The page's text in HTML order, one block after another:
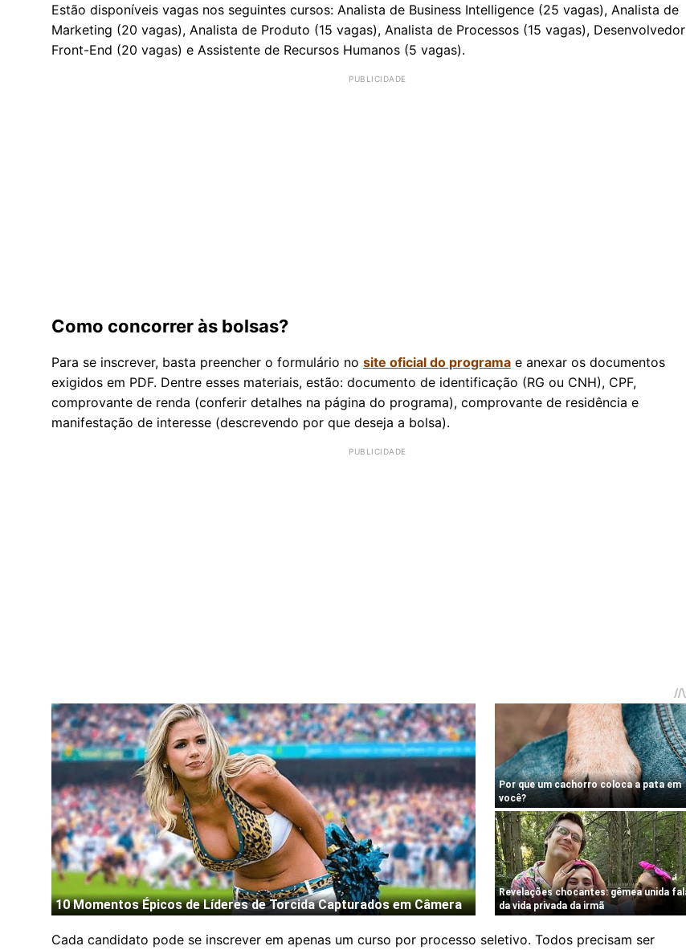
Estão disponíveis vagas nos seguintes cursos: Analista de Business Intelligence (25 vagas), Analista de
Marketing (20 vagas), Analista de Produto (15 vagas), Analista de Processos (15 vagas), Desenvolvedor
Front-End (20 vagas) e Assistente de Recursos Humanos (5 vagas).
Como concorrer às bolsas?
Para se inscrever, basta preencher o formulário no site oficial do programa e anexar os documentos
exigidos em PDF. Dentre esses materiais, estão: documento de identificação (RG ou CNH), CPF,
comprovante de renda (conferir detalhes na página do programa), comprovante de residência e
manifestação de interesse (descrevendo por que deseja a bolsa).
Cada candidato pode se inscrever em apenas um curso por processo seletivo. Todos precisam ser